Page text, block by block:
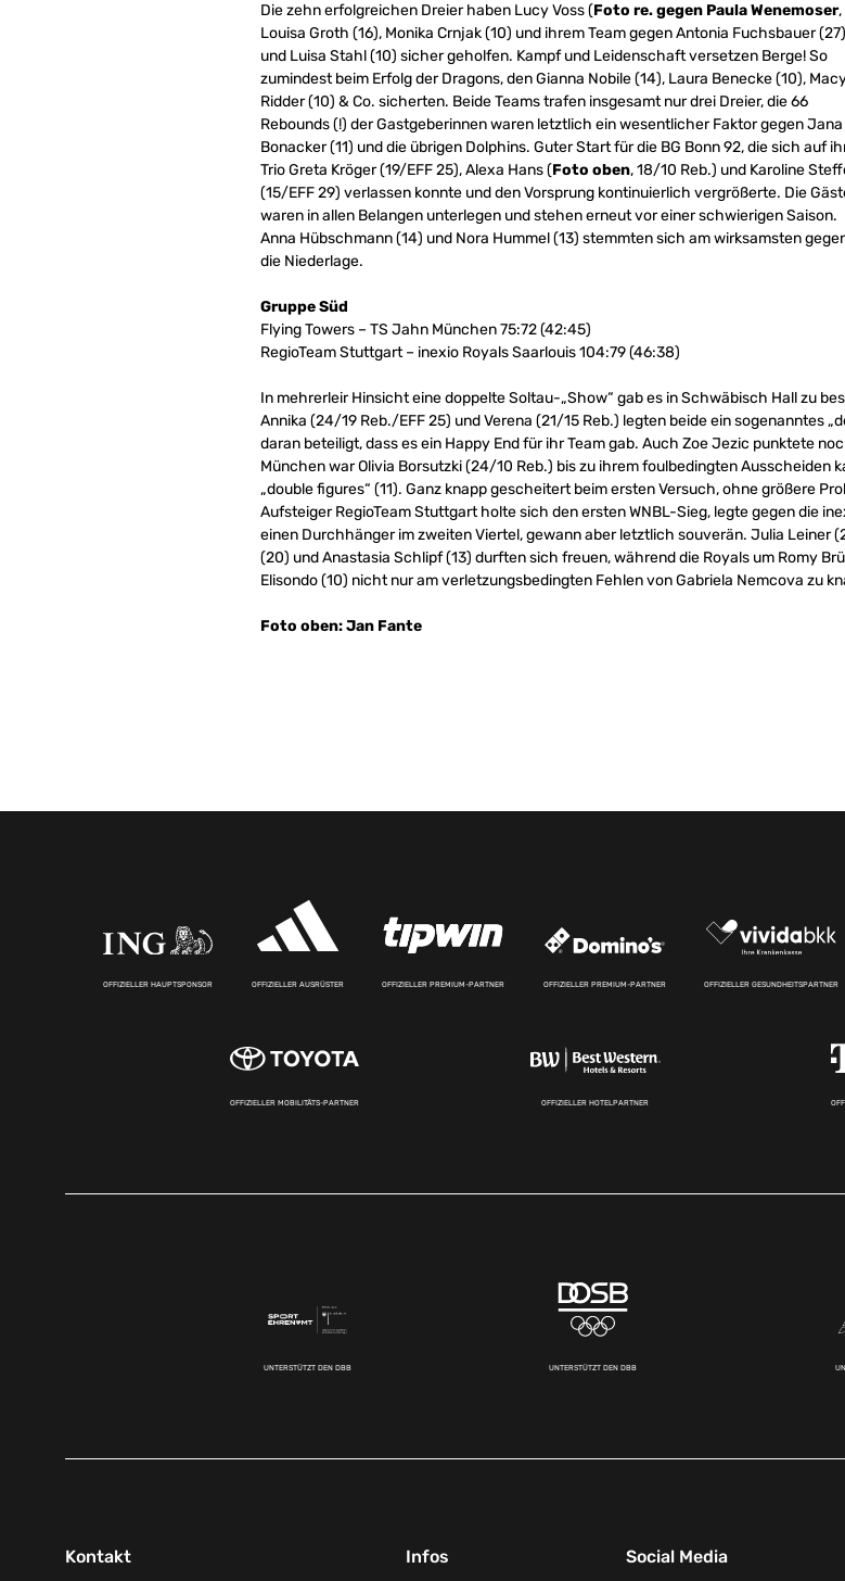
Die zehn erfolgreichen Dreier haben Lucy Voss (Foto re. gegen Paula Wenemoser,
Louisa Groth (16), Monika Crnjak (10) und ihrem Team gegen Antonia Fuchsbauer (27)
und Luisa Stahl (10) sicher geholfen. Kampf und Leidenschaft versetzen Berge! So
zumindest beim Erfolg der Dragons, den Gianna Nobile (14), Laura Benecke (10),
Ridder (10) & Co. sicherten. Beide Teams trafen insgesamt nur drei Dreier, die 66
Rebounds (!) der Gastgeberinnen waren letztlich ein wesentlicher Faktor gegen Jana
Bonacker (11) und die übrigen Dolphins. Guter Start für die BG Bonn 92, die sich auf
Trio Greta Kröger (19/EFF 25), Alexa Hans (Foto oben, 18/10 Reb.) und Karoline
(15/EFF 29) verlassen konnte und den Vorsprung kontinuierlich vergrößerte. Die
waren in allen Belangen unterlegen und stehen erneut vor einer schwierigen Saison.
Anna Hübschmann (14) und Nora Hummel (13) stemmten sich am wirksamsten
die Niederlage.
Gruppe Süd
Flying Towers – TS Jahn München 75:72 (42:45)
RegioTeam Stuttgart – inexio Royals Saarlouis 104:79 (46:38)
In mehrerleir Hinsicht eine doppelte Soltau-„Show“ gab es in Schwäbisch Hall zu
Annika (24/19 Reb./EFF 25) und Verena (21/15 Reb.) legten beide ein sogenanntes
daran beteiligt, dass es ein Happy End für ihr Team gab. Auch Zoe Jezic punktete
München war Olivia Borsutzki (24/10 Reb.) bis zu ihrem foulbedingten Ausscheiden
„double figures“ (11). Ganz knapp gescheitert beim ersten Versuch, ohne größere
Aufsteiger RegioTeam Stuttgart holte sich den ersten WNBL-Sieg, legte gegen die
einen Durchhänger im zweiten Viertel, gewann aber letztlich souverän. Julia Leiner
(20) und Anastasia Schlipf (13) durften sich freuen, während die Royals um Romy
Elisondo (10) nicht nur am verletzungsbedingten Fehlen von Gabriela Nemcova zu
Foto oben: Jan Fante
OFFIZIELLER HAUPTSPONSOR OFFIZIELLER AUSRÜSTER OFFIZIELLER PREMIUM-PARTNER OFFIZIELLER PREMIUM-PARTNER OFFIZIELLER GESUNDHEITSPARTNER
OFFIZIELLER MOBILITÄTS-PARTNER OFFIZIELLER HOTELPARTNER
UNTERSTÜTZT DEN DBB UNTERSTÜTZT DEN DBB
Kontakt Infos Social Media